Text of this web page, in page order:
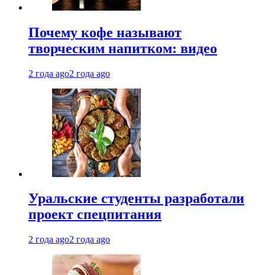
Почему кофе называют
творческим напитком: видео
2 года ago2 года ago
Уральские студенты разработали
проект спецпитания
2 года ago2 года ago